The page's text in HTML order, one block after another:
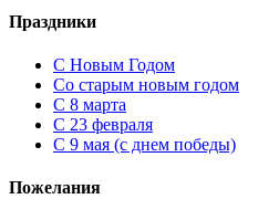
Праздники
C Новым Годом
Cо старым новым годом
С 8 марта
С 23 февраля
С 9 мая (с днем победы)
Пожелания